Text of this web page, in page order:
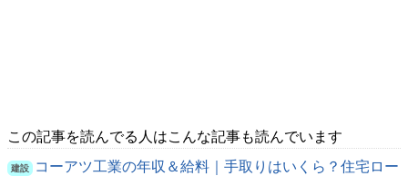
この記事を読んでる人はこんな記事も読んでいます
建設
コーアツ工業の年収＆給料｜手取りはいくら？住宅ロー